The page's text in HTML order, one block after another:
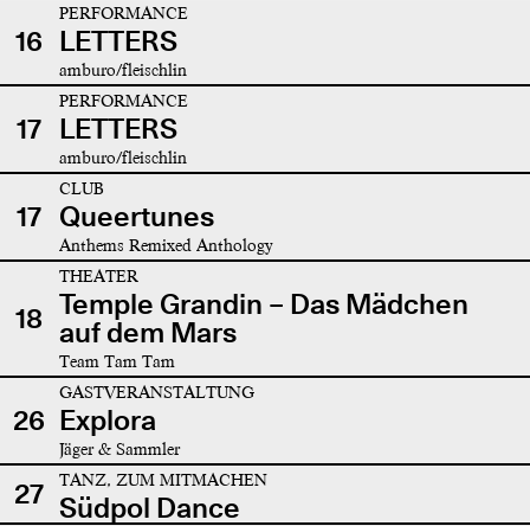
16
PERFORMANCE
LETTERS
amburo/fleischlin
17
PERFORMANCE
LETTERS
amburo/fleischlin
17
CLUB
Queertunes
Anthems Remixed Anthology
18
THEATER
Temple Grandin – Das Mädchen
auf dem Mars
Team Tam Tam
26
GASTVERANSTALTUNG
Explora
Jäger & Sammler
27 TANZ, ZUM MITMACHEN
Südpol Dance